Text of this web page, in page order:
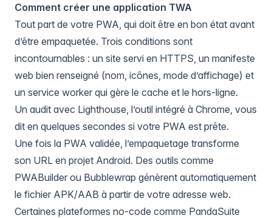
Comment créer une application TWA
Tout part de votre PWA, qui doit être en bon état avant
d’être empaquetée. Trois conditions sont
incontournables : un site servi en HTTPS, un manifeste
web bien renseigné (nom, icônes, mode d’affichage) et
un service worker qui gère le cache et le hors-ligne.
Un audit avec Lighthouse , l’outil intégré à Chrome, vous
dit en quelques secondes si votre PWA est prête.
Une fois la PWA validée, l’empaquetage transforme
son URL en projet Android. Des outils comme
PWABuilder ou Bubblewrap génèrent automatiquement
le fichier APK/AAB à partir de votre adresse web.
Certaines plateformes no-code comme PandaSuite